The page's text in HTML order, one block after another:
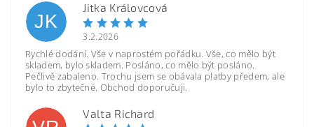
JK
Jitka Královcová
3.2.2026
Rychlé dodání. Vše v naprostém pořádku. Vše, co mělo být
skladem, bylo skladem. Posláno, co mělo být posláno.
Pečlivě zabaleno. Trochu jsem se obávala platby předem, ale
bylo to zbytečné. Obchod doporučuji.
Valta Richard